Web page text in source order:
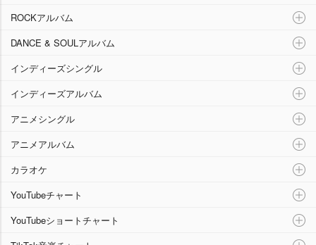
ROCKアルバム
DANCE & SOULアルバム
インディーズシングル
インディーズアルバム
アニメシングル
アニメアルバム
カラオケ
YouTubeチャート
YouTubeショートチャート